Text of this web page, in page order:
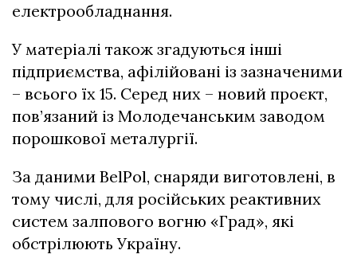
електрообладнання.
У матеріалі також згадуються інші
підприємства, афілійовані із зазначеними
– всього їх 15. Серед них – новий проєкт,
пов’язаний із Молодечанським заводом
порошкової металургії.
За даними BelPol, снаряди виготовлені, в
тому числі, для російських реактивних
систем залпового вогню «Град», які
обстрілюють Україну.